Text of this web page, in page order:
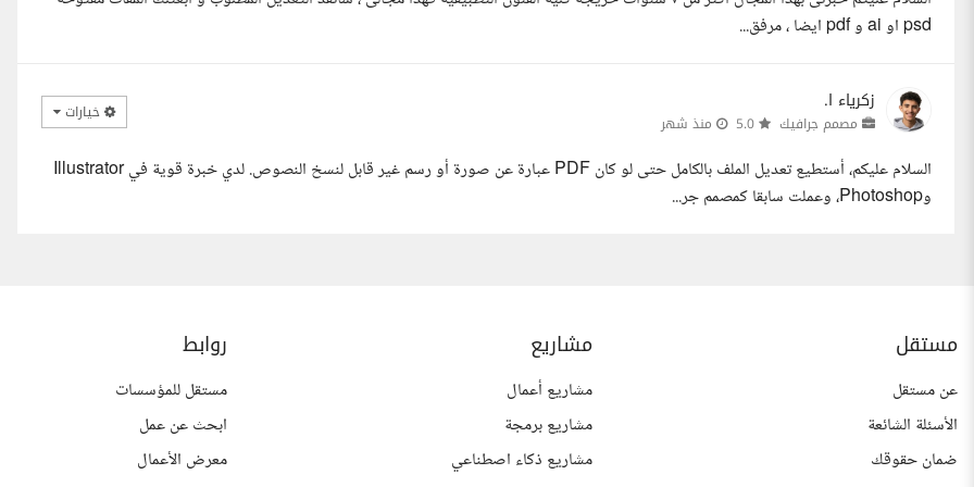
psd او ai و pdf ايضا ، مرفق...
زكرياء ا.
مصمم جرافيك منذ شهر خيارات
السلام عليكم، أستطيع تعديل الملف بالكامل حتى لو كان PDF عبارة عن صورة أو رسم غير قابل لنسخ النصوص. لدي خبرة قوية في Illustrator
وPhotoshop، وعملت سابقا كمصمم جر...
مستقل
عن مستقل
الأسئلة الشائعة
ضمان حقوقك
مشاريع
مشاريع أعمال
مشاريع برمجة
مشاريع ذكاء اصطناعي
روابط
مستقل للمؤسسات
ابحث عن عمل
معرض الأعمال